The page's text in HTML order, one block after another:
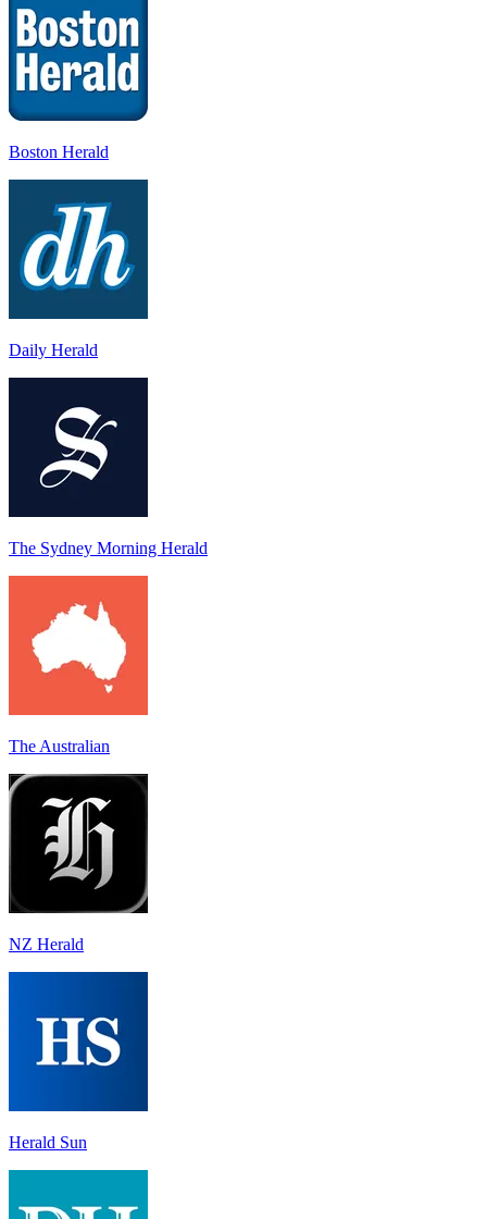
Boston Herald
Daily Herald
The Sydney Morning Herald
The Australian
NZ Herald
Herald Sun